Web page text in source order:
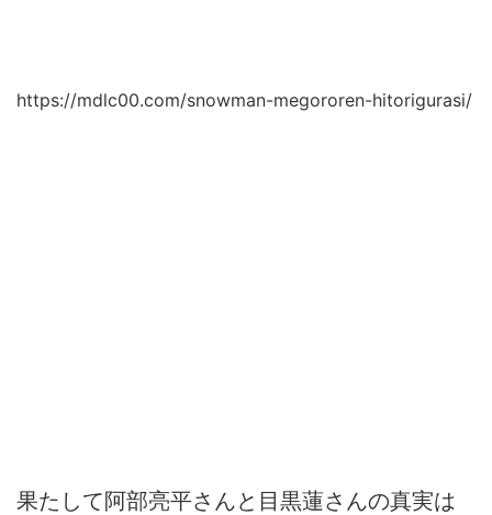
https://mdlc00.com/snowman-megororen-hitorigurasi/
果たして阿部亮平さんと目黒蓮さんの真実は